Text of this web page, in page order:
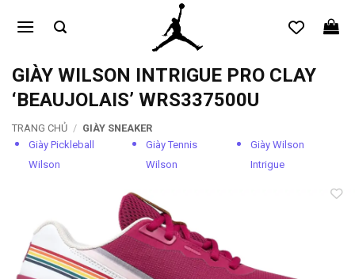
qua
dungGIÀY WILSON INTRIGUE PRO CLAY
‘BEAUJOLAIS’ WRS337500U
TRANG CHỦ / GIÀY SNEAKER
Giày Pickleball
Wilson
Giày Tennis
Wilson
Giày Wilson
Intrigue